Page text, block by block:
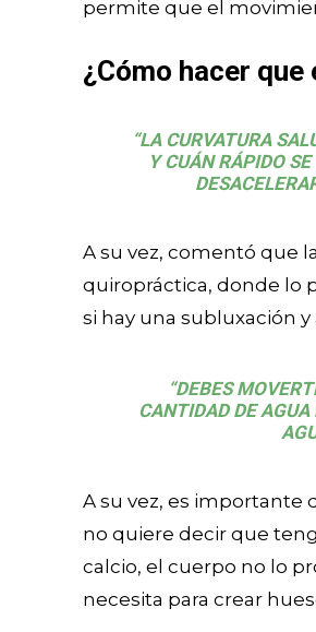
permite que el
¿Cómo hacer
“LA CURVATURA
Y CUÁN RÁPIDO
A su vez, comentó que
quiropráctica, donde lo
si hay una subluxación
“DEBES
CANTIDAD DE
A su vez, es importante
no quiere decir que
calcio, el cuerpo no lo
necesita para crear